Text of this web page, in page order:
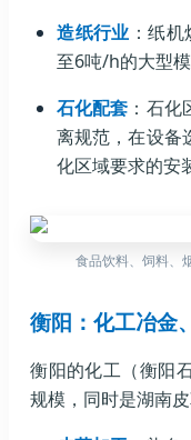
造纸行业 ：纸
至6吨/h的大型
石化配套 ：石
离规范，在设备
化区域要求的安
食品饮料、饲料、
衡阳：化工冶金
衡阳的化工（衡阳
规模，同时是湖南